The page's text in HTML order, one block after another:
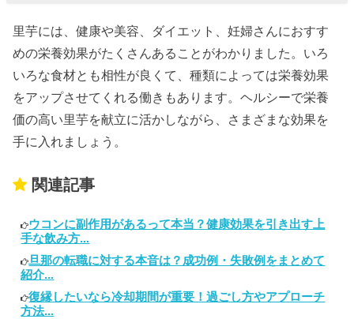
里芋には、健康や美容、ダイエット、妊婦さんにおすす
めの栄養効果がたくさんあることがわかりました。いろ
いろな食材とも相性が良くて、種類によっては栄養効果
をアップさせてくれる働きもあります。ヘルシーで栄養
価の高い里芋を献立に活かしながら、さまざまな効果を
手に入れましょう。
関連記事
ウコンに副作用があるって本当？健康効果を引き出す上
手な飲み方...
旦那の転職に対する本音は？成功例・失敗例をまとめて
紹介...
復縁したいなら冷却期間が重要！過ごし方やアプローチ
方法...